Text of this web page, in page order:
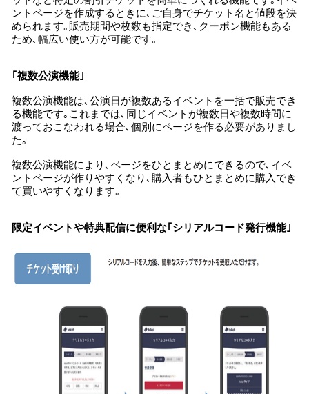
ントページを作成するときに､ご自身でチケット名と値段を決
められます｡販売期間や枚数も指定でき､クーポン機能もある
ため､幅広い使い方が可能です｡
｢複数公演機能｣
複数公演機能は､公演日が複数あるイベントを一括で販売でき
る機能です｡これまでは､同じイベントが複数日や複数時間に
渡っておこなわれる場合､個別にページを作る必要がありまし
た｡
複数公演機能により､ページをひとまとめにできるので､イベ
ントページが作りやすくなり､購入者もひとまとめに購入でき
て買いやすくなります｡
限定イベントや特典配信に便利な｢シリアルコード発行機能｣